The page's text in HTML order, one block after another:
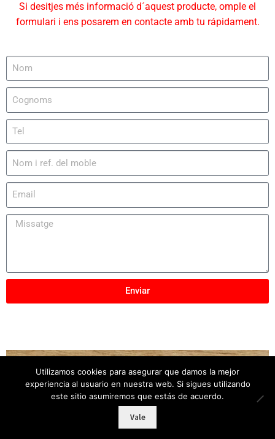
Si desitjes més informació d´aquest producte, omple el
formulari i ens posarem en contacte amb tu rápidament.
Enviar
Copyright © 2025 Mobles Elber – Tots els drets
reservats
Utilizamos cookies para asegurar que damos la mejor
experiencia al usuario en nuestra web. Si sigues utilizando
este sitio asumiremos que estás de acuerdo.
Vale